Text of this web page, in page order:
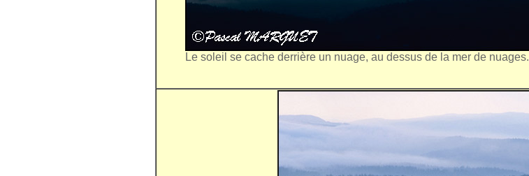
Le soleil se cache derrière un nuage, au dessus de la mer de nuages.